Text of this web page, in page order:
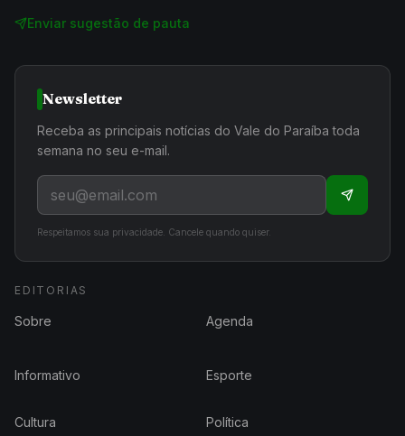
Enviar sugestão de pauta
Newsletter
Receba as principais notícias do Vale do Paraíba toda
semana no seu e-mail.
Respeitamos sua privacidade. Cancele quando quiser.
EDITORIAS
Sobre Agenda
Informativo Esporte
Cultura Política